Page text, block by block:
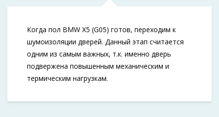
Когда пол BMW X5 (G05) готов, переходим к
шумоизоляции дверей. Данный этап считается
одним из самым важных, т.к. именно дверь
подвержена повышенным механическим и
термическим нагрузкам.